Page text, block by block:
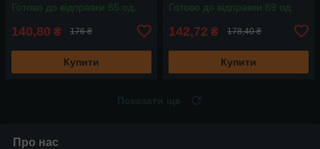
Готово до відправки 85 од.
140,80 ₴ 176 ₴
Купити
Готово до відправки 89 од.
142,72 ₴ 178,40 ₴
Купити
Про нас